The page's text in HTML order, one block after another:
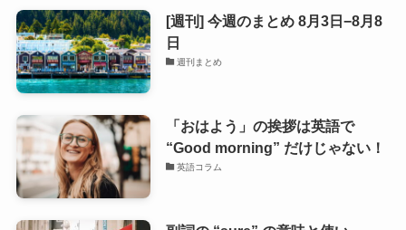
[週刊] 今週のまとめ 8月3日−8月8
日
週刊まとめ
「おはよう」の挨拶は英語で
“Good morning” だけじゃない！
英語コラム